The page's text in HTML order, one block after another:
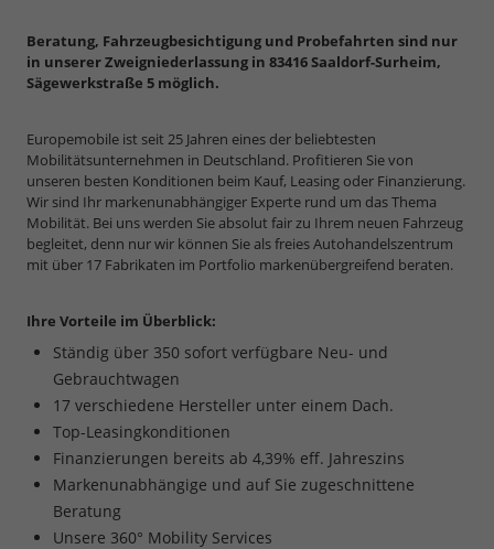
Beratung, Fahrzeugbesichtigung und Probefahrten sind nur
in unserer Zweigniederlassung in 83416 Saaldorf-Surheim,
Sägewerkstraße 5 möglich.
Europemobile ist seit 25 Jahren eines der beliebtesten
Mobilitätsunternehmen in Deutschland. Profitieren Sie von
unseren besten Konditionen beim Kauf, Leasing oder Finanzierung.
Wir sind Ihr markenunabhängiger Experte rund um das Thema
Mobilität. Bei uns werden Sie absolut fair zu Ihrem neuen Fahrzeug
begleitet, denn nur wir können Sie als freies Autohandelszentrum
mit über 17 Fabrikaten im Portfolio markenübergreifend beraten.
Ihre Vorteile im Überblick:
Ständig über 350 sofort verfügbare Neu- und
Gebrauchtwagen
17 verschiedene Hersteller unter einem Dach.
Top-Leasingkonditionen
Finanzierungen bereits ab 4,39% eff. Jahreszins
Markenunabhängige und auf Sie zugeschnittene
Beratung
Unsere 360° Mobility Services